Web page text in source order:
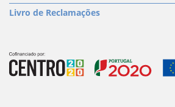
Livro de Reclamações